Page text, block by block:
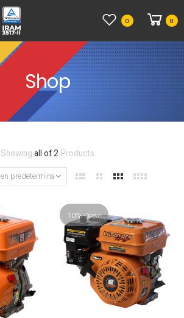
0 0
Shop
Showing all of 2 Products
10% Desc